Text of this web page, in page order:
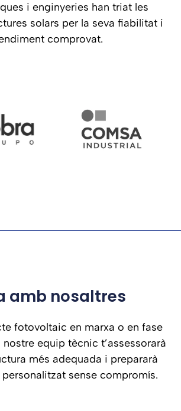
i enginyeries han triat les
solars per la seva fiabilitat i
comprovat.
amb nosaltres
fotovoltaic en marxa o en fase
equip tècnic t’assessorarà
més adequada i prepararà
sense compromís.